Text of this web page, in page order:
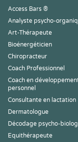
Access Bars ®
Analyste psycho-
Art-Thérapeute
Bioénergéticien
Chiropracteur
Coach Professionnel
Coach en
personnel
Consultante en lactation
Dermatologue
Décodage psycho-
Equithérapeute